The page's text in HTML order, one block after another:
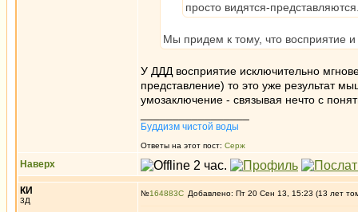
просто видятся-
Мы придем к тому, что восприятие
У ДДД восприятие исключительно
представление) то это уже результат
умозаключение - связывая нечто с
Буддизм чистой воды
Ответы на этот пост: Серж
Наверх
КИ
3Д
№164883 Добавлено: Пт 20 Сен 13, 15:23 (13 лет